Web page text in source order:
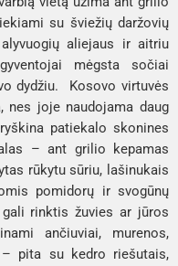
su šviežių daržovių
aliejaus ir aitriu
mėgsta sočiai
dydžiu. Kosovo virtuvės
nes joje naudojama daug
patiekalo skonines
– ant grilio kepamas
rūkytu sūriu, lašinukais
pomidorų ir svogūnų
rinktis žuvies ar jūros
ančiuviai, murenos,
pita su kedro riešutais,